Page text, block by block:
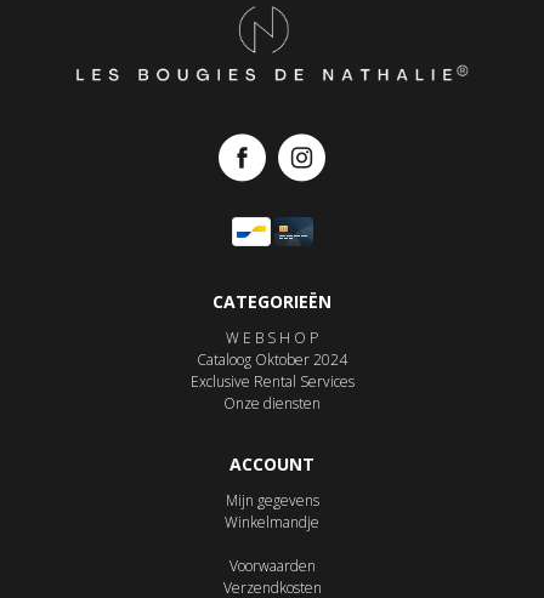
CATEGORIEËN
W E B S H O P
Cataloog Oktober 2024
Exclusive Rental Services
Onze diensten
ACCOUNT
Mijn gegevens
Winkelmandje
Voorwaarden
Verzendkosten